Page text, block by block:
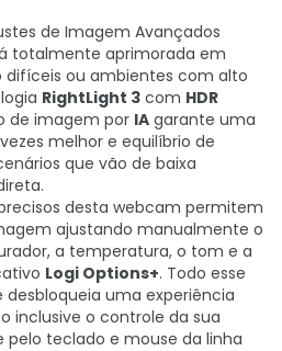
de Imagem Avançados
totalmente aprimorada em
ou ambientes com alto
RightLight 3 com HDR
de imagem por IA garante uma
melhor e equilíbrio de
que vão de baixa
desta webcam permitem
ajustando manualmente o
a temperatura, o tom e a
Logi Options+. Todo esse
uma experiência
inclusive o controle da sua
teclado e mouse da linha